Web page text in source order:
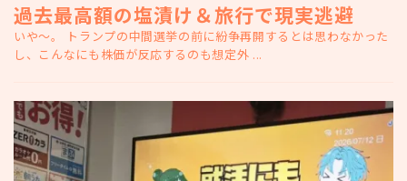
過去最高額の塩漬け＆旅行で現実逃避
いや～。 トランプの中間選挙の前に紛争再開するとは思わなかった
し、こんなにも株価が反応するのも想定外 ...